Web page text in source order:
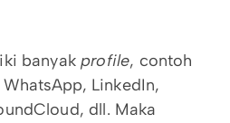
banyakprofile, contoh
LinkedIn,
dll. Maka